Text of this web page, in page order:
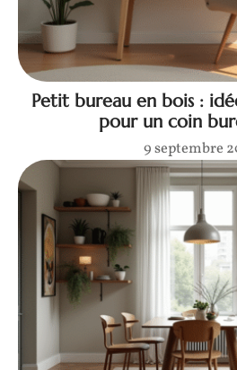
Petit bureau en bois :
pour un coin
9 septembre